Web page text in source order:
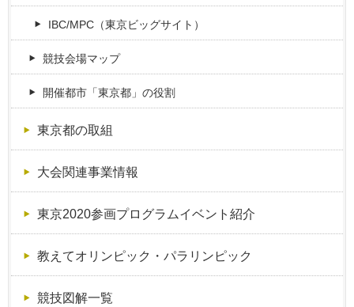
IBC/MPC（東京ビッグサイト）
競技会場マップ
開催都市「東京都」の役割
東京都の取組
大会関連事業情報
東京2020参画プログラムイベント紹介
教えてオリンピック・パラリンピック
競技図解一覧